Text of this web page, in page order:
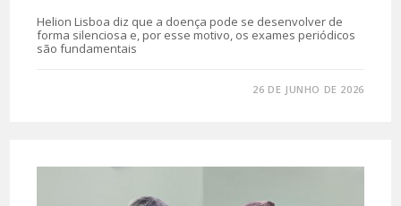
Helion Lisboa diz que a doença pode se desenvolver de
forma silenciosa e, por esse motivo, os exames periódicos
são fundamentais
26 DE JUNHO DE 2026